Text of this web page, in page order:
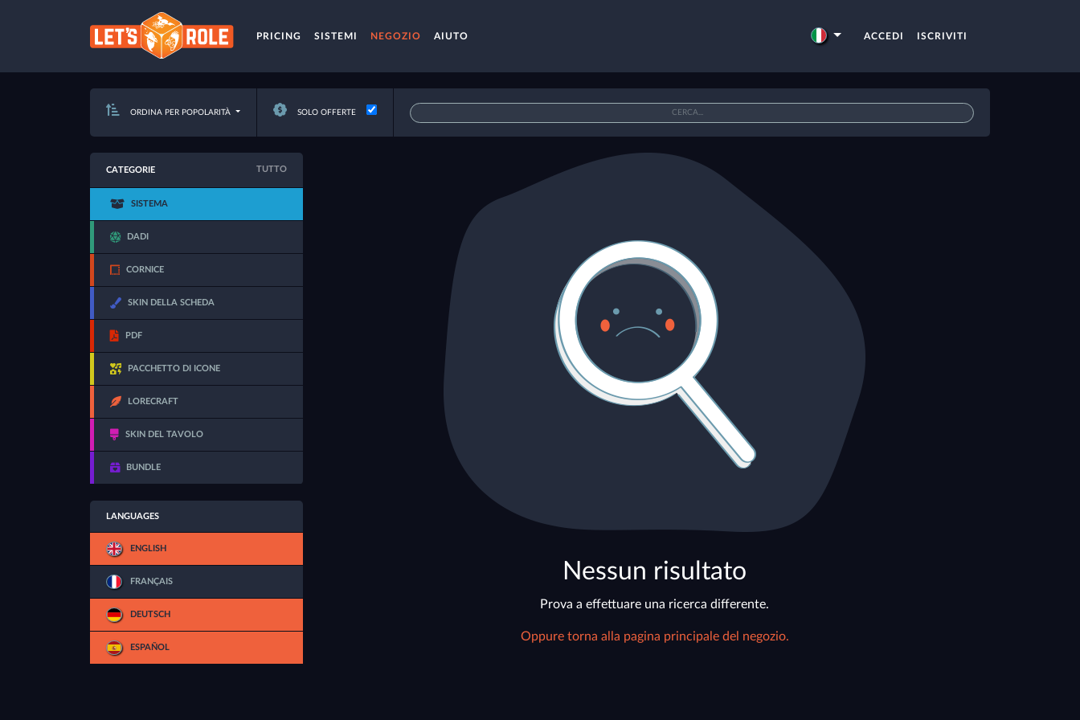
PRICING SISTEMI NEGOZIO AIUTO ACCEDI ISCRIVITI
ORDINA PER POPOLARITÀ SOLO OFFERTE
CATEGORIE TUTTO
SISTEMA
DADI
CORNICE
SKIN DELLA SCHEDA
PDF
PACCHETTO DI ICONE
LORECRAFT
SKIN DEL TAVOLO
BUNDLE
LANGUAGES
ENGLISH
FRANÇAIS
DEUTSCH
ESPAÑOL
Nessun risultato
Prova a effettuare una ricerca differente.
Oppure torna alla pagina principale del negozio.